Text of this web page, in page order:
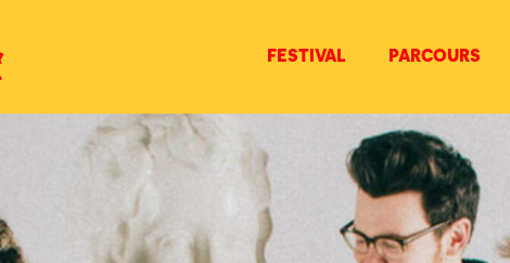
FESTIVAL PARCOURS